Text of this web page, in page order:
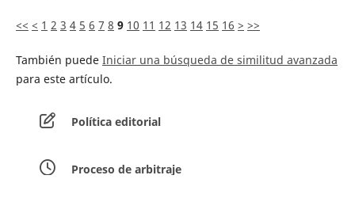
<< < 1 2 3 4 5 6 7 8 9 10 11 12 13 14 15 16 > >>
También puede Iniciar una búsqueda de similitud avanzada
para este artículo.
Política editorial
Proceso de arbitraje